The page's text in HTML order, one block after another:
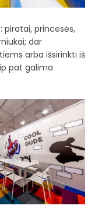
piratai, princesės,
dar
arba išsirinkti iš
pat galima